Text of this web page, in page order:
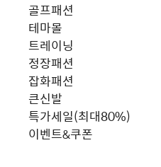
골프패션
테마몰
트레이닝
정장패션
잡화패션
큰신발
특가세일(최대80%)
이벤트&쿠폰